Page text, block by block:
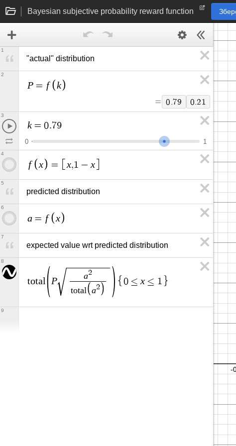
Bayesian subjective probability reward function
"actual" distribution
1
P = f k
= 0.79 0.21
2
k = 0.79
0 1
3
f x = x,1 − x
4
predicted distribution
5
a = f x
6
expected value wrt predicted distribution
7
total P a2
total a2
0 ≤ x ≤ 1
8
9